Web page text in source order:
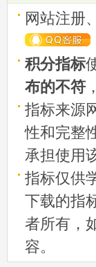
网站注册
积分指标
布的不符
指标来源
性和完整
承担使用
指标仅供
下载的指
者所有，
容。